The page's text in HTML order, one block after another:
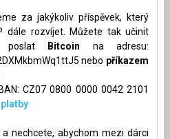
za jakýkoliv příspěvek, který
dále rozvíjet. Můžete tak učinit
Bitcoin na adresu:
nebo příkazem
CZ07 0800 0000 0042 2101
platby
nechcete, abychom mezi dárci